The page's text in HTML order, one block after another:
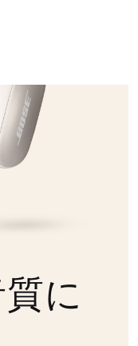
に